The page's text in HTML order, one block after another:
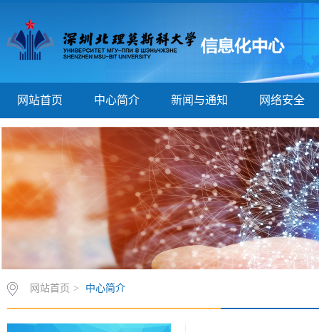
网站首页 中心简介 新闻与通知 网络安全
网站首页 > 中心简介